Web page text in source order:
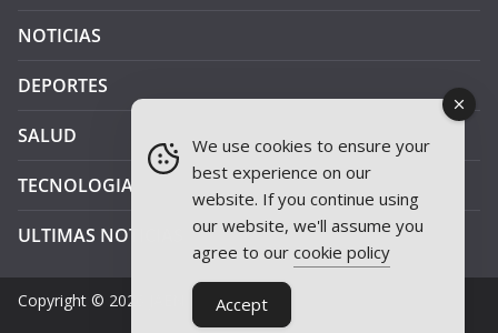
NOTICIAS
DEPORTES
SALUD
TECNOLOGIA
ULTIMAS NOTICIAS
Copyright © 2026 JAEN PLUS RADIO
We use cookies to ensure your
best experience on our
website. If you continue using
our website, we'll assume you
agree to our cookie policy
Accept